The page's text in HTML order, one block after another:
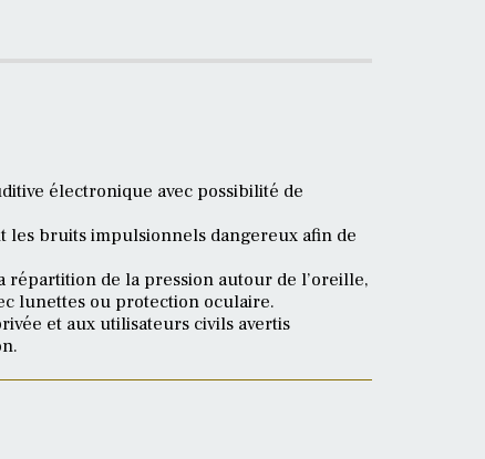
électronique avec possibilité de
les bruits impulsionnels dangereux afin de
répartition de la pression autour de l’oreille,
lunettes ou protection oculaire.
et aux utilisateurs civils avertis